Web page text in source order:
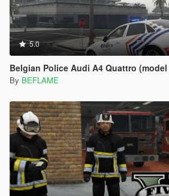
5.0
Belgian Police Audi A4 Quattro (model
By BEFLAME